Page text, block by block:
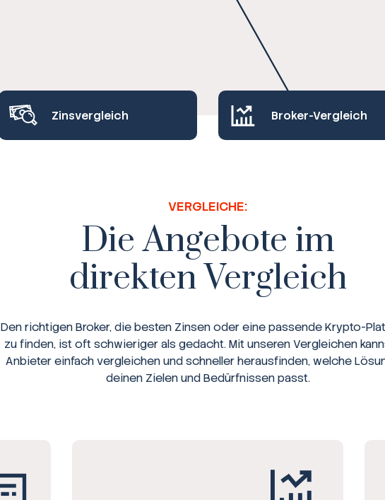
Zinsvergleich Broker-Vergleich
VERGLEICHE:
Die Angebote im
direkten Vergleich
Den richtigen Broker, die besten Zinsen oder eine passende Krypto-
zu finden, ist oft schwieriger als gedacht. Mit unseren Vergleichen
Anbieter einfach vergleichen und schneller herausfinden, welche
deinen Zielen und Bedürfnissen passt.